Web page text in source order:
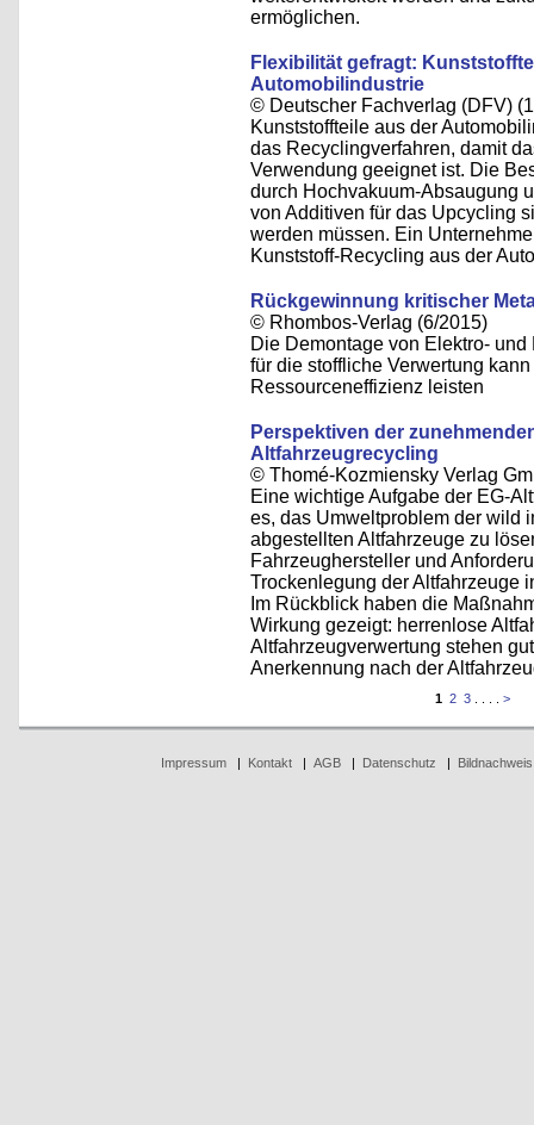
ermöglichen.
Flexibilität gefragt:
Automobilindustrie
© Deutscher Fachverlag (DFV)
Kunststoffteile aus der
das Recyclingverfahren, damit
Verwendung geeignet ist. Die
durch Hochvakuum-Absaugung
von Additiven für das Upcycling
werden müssen. Ein
Kunststoff-Recycling aus der
Rückgewinnung kritischer
© Rhombos-Verlag (6/2015)
Die Demontage von Elektro-
für die stoffliche Verwertung
Ressourceneffizienz leisten
Perspektiven der
Altfahrzeugrecycling
© Thomé-Kozmiensky Verlag
Eine wichtige Aufgabe der EG-
es, das Umweltproblem der wild
abgestellten Altfahrzeuge zu
Fahrzeughersteller und
Trockenlegung der Altfahrzeuge
Im Rückblick haben die
Wirkung gezeigt: herrenlose
Altfahrzeugverwertung stehen
Anerkennung nach der
1 2 3 >
Impressum| Kontakt| AGB| Datenschutz | Bildnachweis